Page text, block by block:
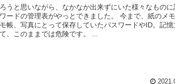
うと思いながら、なかなか出来ずにいた様々なものに
ードの管理表がやっとできました。 今まで、紙のメ
帳、写真にとって保存していたパスワードやID。記憶
、このままでは危険です。 ...